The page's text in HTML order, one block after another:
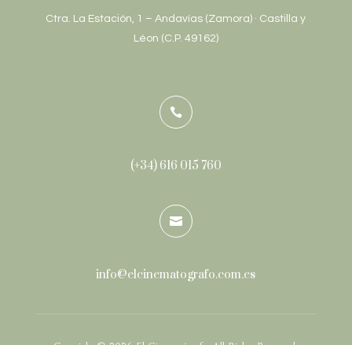
Ctra. La Estación, 1 – Andavías (Zamora) · Castilla y
Léon (C.P. 49162)

(+34) 616 015 760

info@elcinematografo.com.es